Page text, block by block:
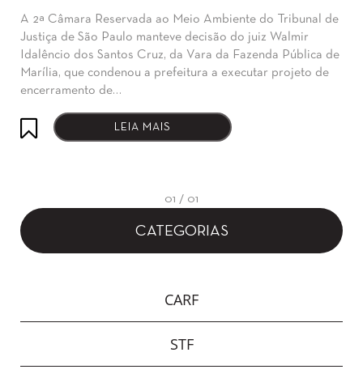
A 2ª Câmara Reservada ao Meio Ambiente do Tribunal de
Justiça de São Paulo manteve decisão do juiz Walmir
Idalêncio dos Santos Cruz, da Vara da Fazenda Pública de
Marília, que condenou a prefeitura a executar projeto de
encerramento de…
LEIA MAIS
01 / 01
CATEGORIAS
CARF
STF